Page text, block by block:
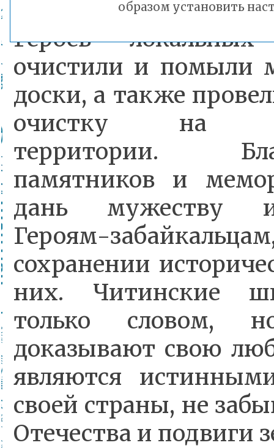
честь Героев
Героев
очистили и помыли
доски, а также
очистку на
территории.
памятников и
дань мужеству
Героям-
сохранении
них. Читинские
только словом,
доказывают свою
являются
своей страны, не
Отечества и подвиги
образом установить